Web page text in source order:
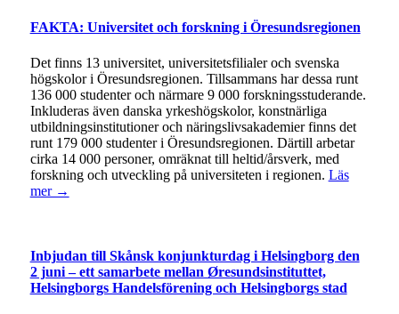
FAKTA: Universitet och forskning i Öresundsregionen
Det finns 13 universitet, universitetsfilialer och svenska
högskolor i Öresundsregionen. Tillsammans har dessa runt
136 000 studenter och närmare 9 000 forskningsstuderande.
Inkluderas även danska yrkeshögskolor, konstnärliga
utbildningsinstitutioner och näringslivsakademier finns det
runt 179 000 studenter i Öresundsregionen. Därtill arbetar
cirka 14 000 personer, omräknat till heltid/årsverk, med
forskning och utveckling på universiteten i regionen. Läs
mer →
Inbjudan till Skånsk konjunkturdag i Helsingborg den
2 juni – ett samarbete mellan Øresundsinstituttet,
Helsingborgs Handelsförening och Helsingborgs stad